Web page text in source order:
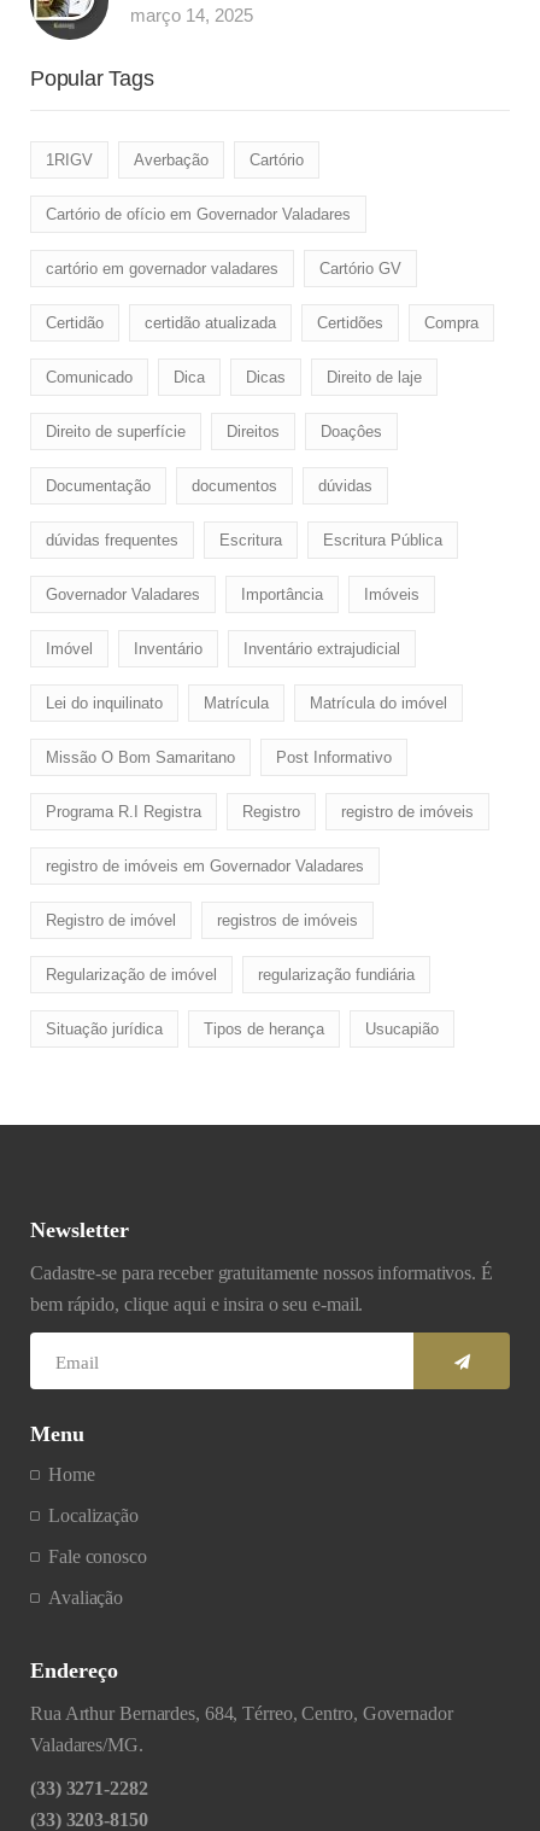
março 14, 2025
Popular Tags
1RIGV Averbação Cartório
Cartório de ofício em Governador Valadares
cartório em governador valadares Cartório GV
Certidão certidão atualizada Certidões Compra
Comunicado Dica Dicas Direito de laje
Direito de superfície Direitos Doaçôes
Documentação documentos dúvidas
dúvidas frequentes Escritura Escritura Pública
Governador Valadares Importância Imóveis
Imóvel Inventário Inventário extrajudicial
Lei do inquilinato Matrícula Matrícula do imóvel
Missão O Bom Samaritano Post Informativo
Programa R.I Registra Registro registro de imóveis
registro de imóveis em Governador Valadares
Registro de imóvel registros de imóveis
Regularização de imóvel regularização fundiária
Situação jurídica Tipos de herança Usucapião
Newsletter
Cadastre-se para receber gratuitamente nossos informativos. É
bem rápido, clique aqui e insira o seu e-mail.
Menu
Home
Localização
Fale conosco
Avaliação
Endereço
Rua Arthur Bernardes, 684, Térreo, Centro, Governador
Valadares/MG.
(33) 3271-2282
(33) 3203-8150